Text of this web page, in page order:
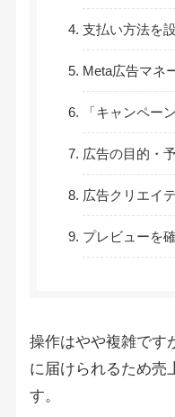
支払い方法を
Meta広告マネ
「キャンペー
広告の目的・
広告クリエイ
プレビューを
操作はやや複雑です
に届けられるため売
す。